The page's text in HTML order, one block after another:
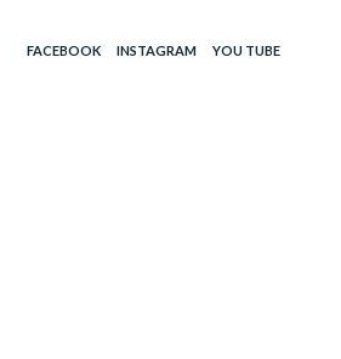
FACEBOOK INSTAGRAM YOU TUBE